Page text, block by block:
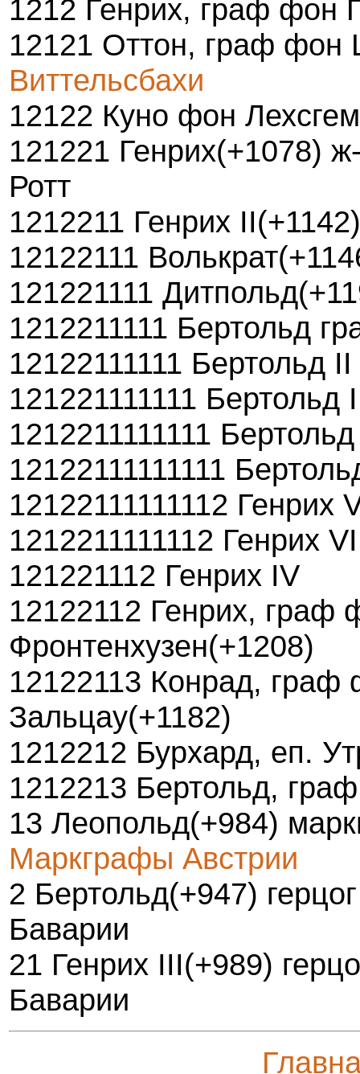
1212 Генрих, граф фон
12121 Оттон, граф фон
Виттельсбахи
12122 Куно фон
121221 Генрих(+1078)
Ротт
1212211 Генрих II(+1142)
12122111
121221111
1212211111 Бертольд
12122111111 Бертольд II
121221111111 Бертольд
1212211111111
12122111111111
12122111111112 Генрих
1212211111112 Генрих VI
121221112 Генрих IV
12122112 Генрих, граф
Фронтенхузен(+1208)
12122113 Конрад, граф
Зальцау(+1182)
1212212 Бурхард, еп.
1212213 Бертольд,
13 Леопольд(+984)
Маркграфы Австрии
2 Бертольд(+947)
Баварии
21 Генрих III(+989)
Баварии